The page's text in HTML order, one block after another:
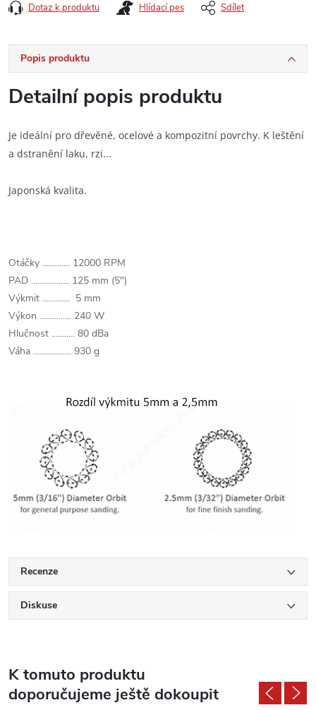
Dotaz k produktu Hlídací pes Sdílet
Popis produktu
Detailní popis produktu
Je ideální pro dřevěné, ocelové a kompozitní povrchy. K leštění
a dstranění laku, rzi...
Japonská kvalita.
Otáčky ............. 12000 RPM
PAD .................. 125 mm (5")
Výkmit ............. 5 mm
Výkon ............... 240 W
Hlučnost ........... 80 dBa
Váha .................. 930 g
Recenze
Diskuse
K tomuto produktu
doporučujeme ještě dokoupit